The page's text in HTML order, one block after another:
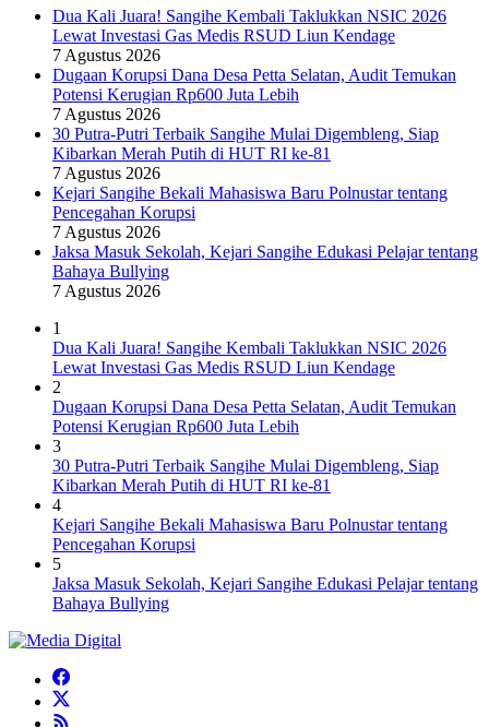
Dua Kali Juara! Sangihe Kembali Taklukkan NSIC 2026
Lewat Investasi Gas Medis RSUD Liun Kendage
7 Agustus 2026
Dugaan Korupsi Dana Desa Petta Selatan, Audit Temukan
Potensi Kerugian Rp600 Juta Lebih
7 Agustus 2026
30 Putra-Putri Terbaik Sangihe Mulai Digembleng, Siap
Kibarkan Merah Putih di HUT RI ke-81
7 Agustus 2026
Kejari Sangihe Bekali Mahasiswa Baru Polnustar tentang
Pencegahan Korupsi
7 Agustus 2026
Jaksa Masuk Sekolah, Kejari Sangihe Edukasi Pelajar tentang
Bahaya Bullying
7 Agustus 2026
1
Dua Kali Juara! Sangihe Kembali Taklukkan NSIC 2026
Lewat Investasi Gas Medis RSUD Liun Kendage
2
Dugaan Korupsi Dana Desa Petta Selatan, Audit Temukan
Potensi Kerugian Rp600 Juta Lebih
3
30 Putra-Putri Terbaik Sangihe Mulai Digembleng, Siap
Kibarkan Merah Putih di HUT RI ke-81
4
Kejari Sangihe Bekali Mahasiswa Baru Polnustar tentang
Pencegahan Korupsi
5
Jaksa Masuk Sekolah, Kejari Sangihe Edukasi Pelajar tentang
Bahaya Bullying